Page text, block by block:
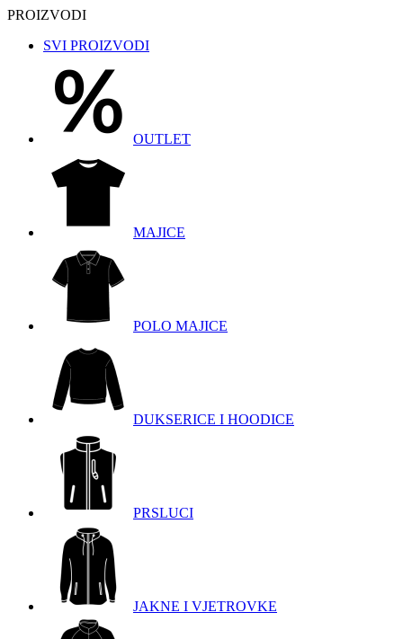
PROIZVODI
SVI PROIZVODI
OUTLET
MAJICE
POLO MAJICE
DUKSERICE I HOODICE
PRSLUCI
JAKNE I VJETROVKE